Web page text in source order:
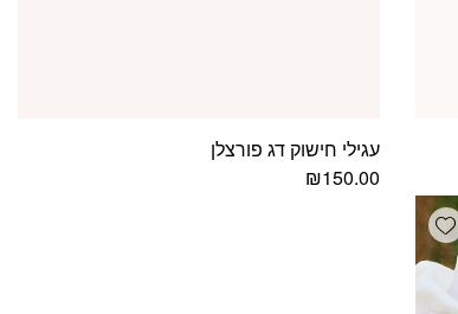
עגילי חישוק דג פורצלן
₪150.00
Add wishlist